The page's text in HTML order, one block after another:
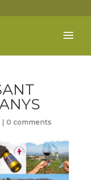
| 0 comments